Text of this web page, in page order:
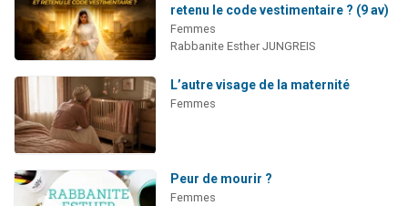
retenu le code vestimentaire ? (9 av)
Femmes
Rabbanite Esther JUNGREIS
L’autre visage de la maternité
Femmes
Peur de mourir ?
Femmes